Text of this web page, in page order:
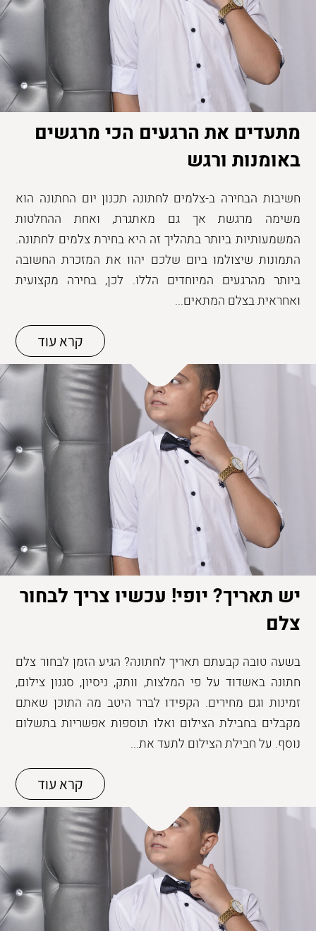
מתעדים את הרגעים הכי מרגשים
באומנות ורגש
חשיבות הבחירה ב-צלמים לחתונה תכנון יום החתונה הוא
משימה מרגשת אך גם מאתגרת, ואחת ההחלטות
המשמעותיות ביותר בתהליך זה היא בחירת צלמים לחתונה.
התמונות שיצולמו ביום שלכם יהוו את המזכרת החשובה
ביותר מהרגעים המיוחדים הללו. לכן, בחירה מקצועית
ואחראית בצלם המתאים...
קרא עוד
יש תאריך? יופי! עכשיו צריך לבחור
צלם
בשעה טובה קבעתם תאריך לחתונה? הגיע הזמן לבחור צלם
חתונה באשדוד על פי המלצות, וותק, ניסיון, סגנון צילום,
זמינות וגם מחירים. הקפידו לברר היטב מה התוכן שאתם
מקבלים בחבילת הצילום ואלו תוספות אפשריות בתשלום
נוסף. על חבילת הצילום לתעד את...
קרא עוד